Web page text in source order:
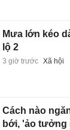
Mưa lớn kéo
lộ 2
3 giờ trước Xã hội
Cách nào
bới, 'ảo tưởng